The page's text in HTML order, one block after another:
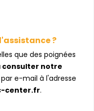
?
que des poignées
consulter notre
e-mail à l'adresse
center.fr.